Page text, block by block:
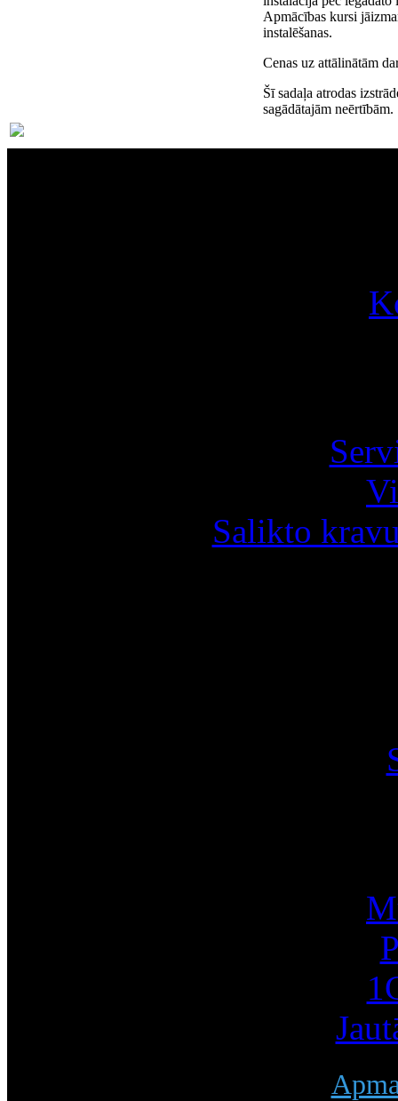
Apmācības kursi
instalēšanas.
Cenas uz attālinātām
Šī sadaļa atrodas
sagādātajām neērtībām.
Salikto